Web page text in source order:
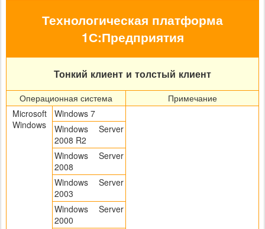
Технологическая платформа
1С:Предприятия
Тонкий клиент и толстый клиент
Операционная система
Примечание
Microsoft
Windows
Windows 7
Windows Server
2008 R2
Windows Server
2008
Windows Server
2003
Windows Server
2000